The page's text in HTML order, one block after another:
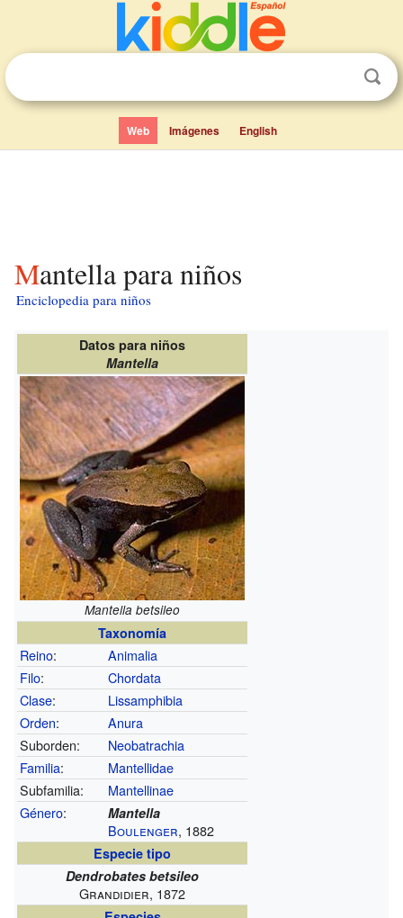
Web Imágenes English
Mantella para niños
Enciclopedia para niños
Datos para niños
Mantella
Mantella betsileo
Taxonomía
Reino:
Animalia
Filo:
Chordata
Clase:
Lissamphibia
Orden:
Anura
Suborden:
Neobatrachia
Familia:
Mantellidae
Subfamilia:
Mantellinae
Género: Mantella
Boulenger, 1882
Especie tipo
Dendrobates betsileo
Grandidier, 1872